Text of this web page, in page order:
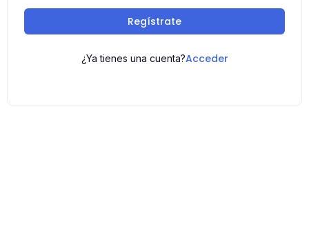
Regístrate
¿Ya tienes una cuenta?Acceder